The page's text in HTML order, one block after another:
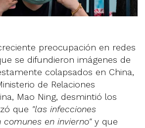
preocupación en redes
se difundieron imágenes de
colapsados en China,
de Relaciones
Mao Ning, desmintió los
que "las infecciones
en invierno" y que